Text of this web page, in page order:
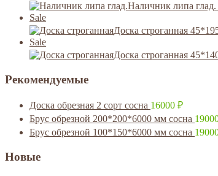
Наличник липа
Sale
Доска строганная
Sale
Доска строганная
Рекомендуемые
Доска обрезная 2 сорт сосна 16000 ₽
Брус обрезной 200*200*6000 мм сосна
Брус обрезной 100*150*6000 мм сосна
Новые